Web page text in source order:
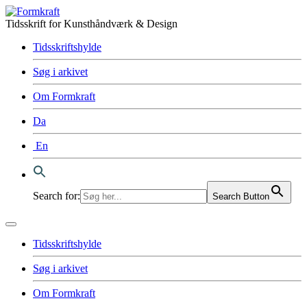
Tidsskrift for Kunsthåndværk & Design
Tidsskriftshylde
Søg i arkivet
Om Formkraft
Da
En
Search for: Search Button
Tidsskriftshylde
Søg i arkivet
Om Formkraft